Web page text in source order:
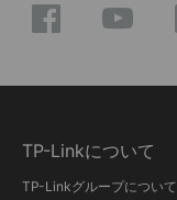
TP-Linkについて
TP-Linkグループについて